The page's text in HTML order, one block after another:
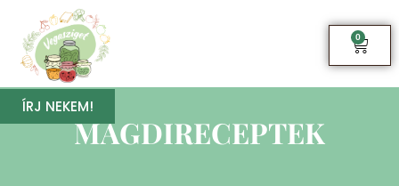
0
ÍRJ NEKEM!
MAGDIRECEPTEK